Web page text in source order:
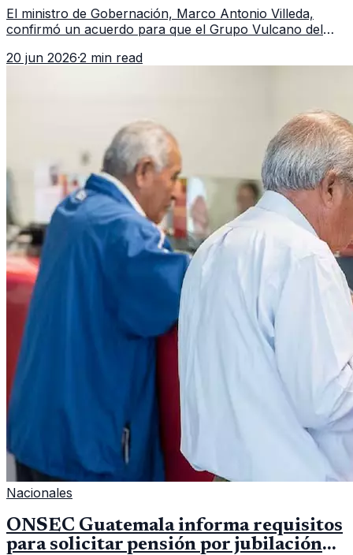
El ministro de Gobernación, Marco Antonio Villeda,
confirmó un acuerdo para que el Grupo Vulcano del
fallido con la administración anterior del Ministerio
20 jun 2026·2 min read
Nacionales
ONSEC Guatemala informa requisitos
para solicitar pensión por jubilación